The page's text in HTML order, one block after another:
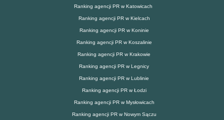
Ranking agencji PR w Katowicach
Ranking agencji PR w Kielcach
Ranking agencji PR w Koninie
Ranking agencji PR w Koszalinie
Ranking agencji PR w Krakowie
Ranking agencji PR w Legnicy
Ranking agencji PR w Lublinie
Ranking agencji PR w Łodzi
Ranking agencji PR w Mysłowicach
Ranking agencji PR w Nowym Sączu